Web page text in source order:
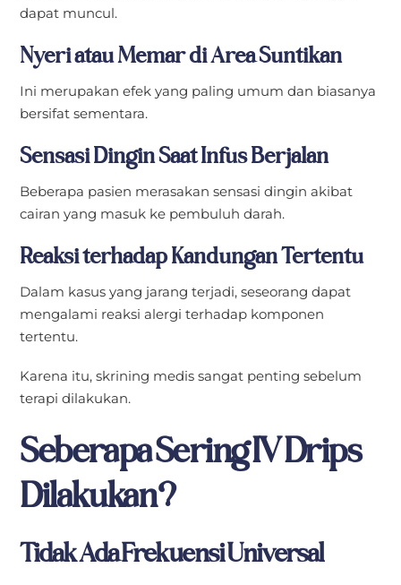
dapat muncul.
Nyeri atau Memar di Area Suntikan
Ini merupakan efek yang paling umum dan biasanya
bersifat sementara.
Sensasi Dingin Saat Infus Berjalan
Beberapa pasien merasakan sensasi dingin akibat
cairan yang masuk ke pembuluh darah.
Reaksi terhadap Kandungan Tertentu
Dalam kasus yang jarang terjadi, seseorang dapat
mengalami reaksi alergi terhadap komponen
tertentu.
Karena itu, skrining medis sangat penting sebelum
terapi dilakukan.
Seberapa Sering IV Drips
Dilakukan?
Tidak Ada Frekuensi Universal